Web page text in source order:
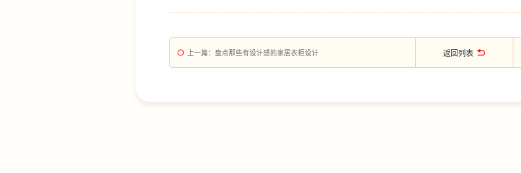
上一篇：盘点那些有设计感的家居衣柜设计 返回列表